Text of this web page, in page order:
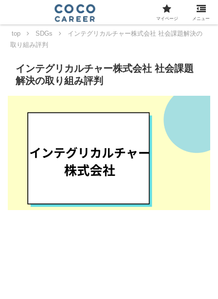
top SDGs
インテグリカルチャー株式会社 社会課題解決の
取り組み評判
インテグリカルチャー株式会社 社会課題
解決の取り組み評判
マイページ メニュー